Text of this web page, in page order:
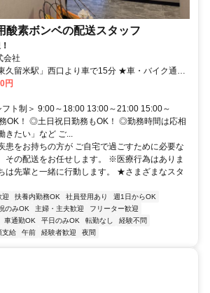
酸素ボンベの配送スタッフ
会社
久留米駅」西口より車で15分 ★車・バイク通勤
通費全額支給
円
ト制＞ 9:00～18:00 13:00～21:00 15:00～
OK！ ◎土日祝日勤務もOK！ ◎勤務時間は応相
きたい」など ご...
患をお持ちの方が ご自宅で過ごすために必要な
その配送をお任せします。 ※医療行為はありま
は先輩と一緒に行動します。 ★さまざまなスタ
迎 扶養内勤務OK 社員登用あり
週1日からOK
のみOK 主婦・主夫歓迎
フリーター歓迎
車通勤OK 平日のみOK 転勤なし
経験不問
支給 午前 経験者歓迎 夜間